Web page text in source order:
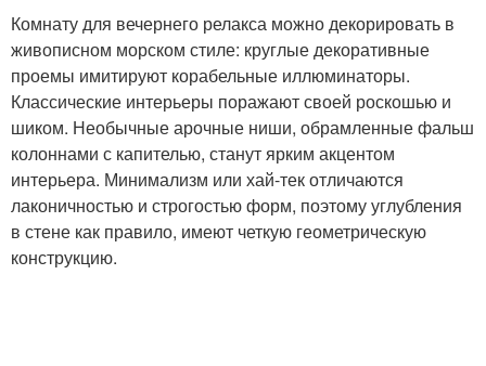
Комнату для вечернего релакса можно декорировать в
живописном морском стиле: круглые декоративные
проемы имитируют корабельные иллюминаторы.
Классические интерьеры поражают своей роскошью и
шиком. Необычные арочные ниши, обрамленные фальш
колоннами с капителью, станут ярким акцентом
интерьера. Минимализм или хай-тек отличаются
лаконичностью и строгостью форм, поэтому углубления
в стене как правило, имеют четкую геометрическую
конструкцию.